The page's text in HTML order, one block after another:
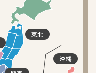
東北
沖縄